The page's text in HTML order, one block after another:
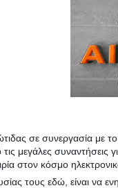
σε συνεργασία με
μεγάλες συναντήσεις
στον κόσμο
τους εδώ, είναι να